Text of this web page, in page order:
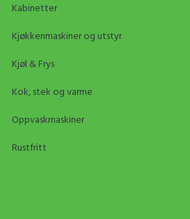
Kabinetter
Kjøkkenmaskiner og utstyr
Kjøl & Frys
Kok, stek og varme
Oppvaskmaskiner
Rustfritt